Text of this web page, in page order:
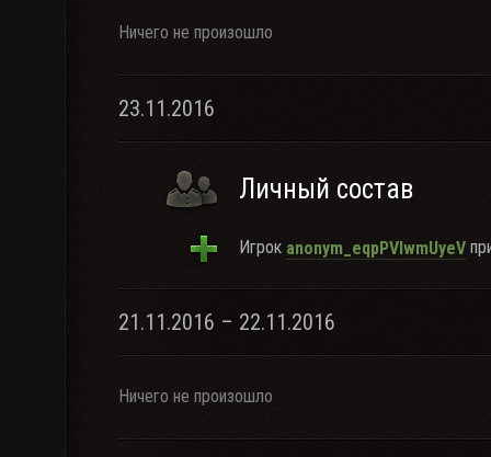
Ничего не произошло
23.11.2016
Личный состав
Игрок anonym_eqpPVIwmUyeV
21.11.2016 – 22.11.2016
Ничего не произошло